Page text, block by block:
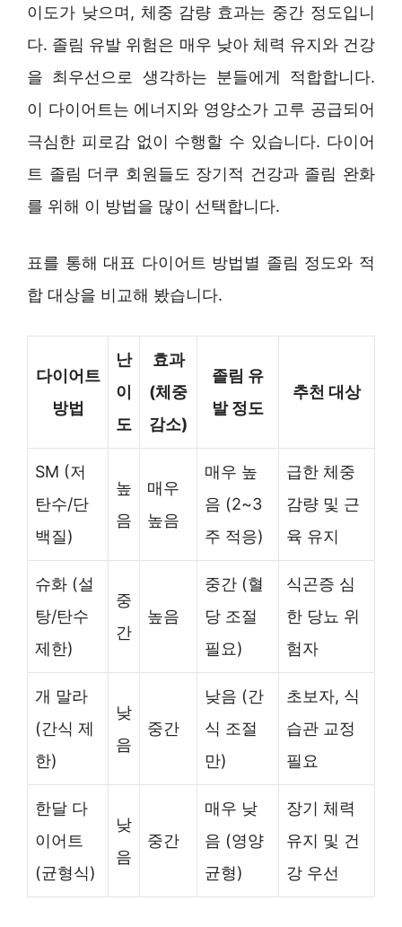
이도가 낮으며, 체중 감량 효과는 중간 정도입니
다. 졸림 유발 위험은 매우 낮아 체력 유지와 건강
을 최우선으로 생각하는 분들에게 적합합니다.
이 다이어트는 에너지와 영양소가 고루 공급되어
극심한 피로감 없이 수행할 수 있습니다. 다이어
트 졸림 더쿠 회원들도 장기적 건강과 졸림 완화
를 위해 이 방법을 많이 선택합니다.
표를 통해 대표 다이어트 방법별 졸림 정도와 적
합 대상을 비교해 봤습니다.
다이어트
방법
난
이
도
효과
(체중
감소)
졸림 유
발 정도
추천 대상
SM (저
탄수/단
백질)
높
음
매우
높음
매우 높
음 (2~3
주 적응)
급한 체중
감량 및 근
육 유지
슈화 (설
탕/탄수
제한)
중
간
높음
중간 (혈
당 조절
필요)
식곤증 심
한 당뇨 위
험자
개 말라
(간식 제
한)
낮
음
중간
낮음 (간
식 조절
만)
초보자, 식
습관 교정
필요
한달 다
이어트
(균형식)
낮
음
중간
매우 낮
음 (영양
균형)
장기 체력
유지 및 건
강 우선